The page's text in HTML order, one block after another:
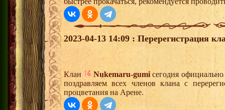
2023-04-13 14:09 : Перерегистрация
Клан Nukemaru-gumi сегодня
поздравляем всех членов клана с
процветания на Арене.